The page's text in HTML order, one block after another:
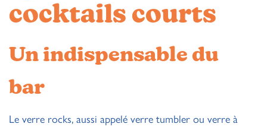
cocktails courts
Un indispensable du
bar
Le verre rocks, aussi appelé verre tumbler ou verre à